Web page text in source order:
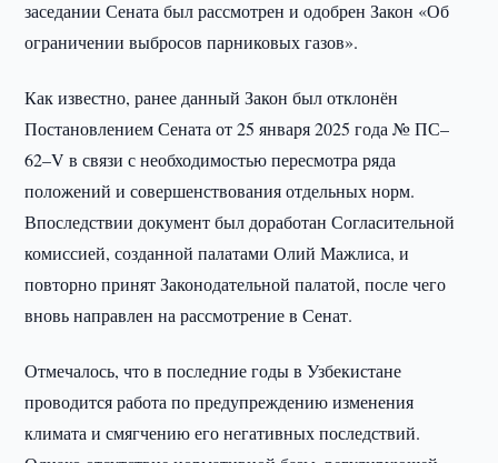
заседании Сената был рассмотрен и одобрен Закон «Об
ограничении выбросов парниковых газов».
Как известно, ранее данный Закон был отклонён
Постановлением Сената от 25 января 2025 года № ПС–
62–V в связи с необходимостью пересмотра ряда
положений и совершенствования отдельных норм.
Впоследствии документ был доработан Согласительной
комиссией, созданной палатами Олий Мажлиса, и
повторно принят Законодательной палатой, после чего
вновь направлен на рассмотрение в Сенат.
Отмечалось, что в последние годы в Узбекистане
проводится работа по предупреждению изменения
климата и смягчению его негативных последствий.